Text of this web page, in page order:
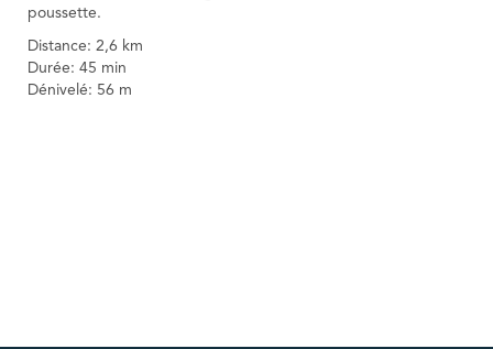
poussette.
Distance: 2,6 km
Durée: 45 min
Dénivelé: 56 m